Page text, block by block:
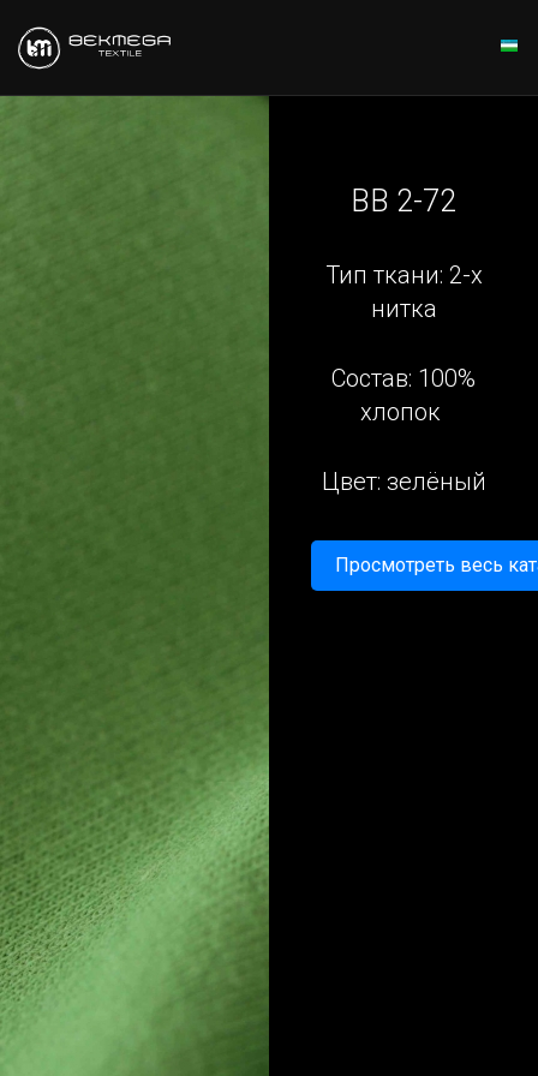
BB 2-72
Тип ткани: 2-х
нитка
Состав: 100%
хлопок
Цвет: зелёный
Просмотреть весь